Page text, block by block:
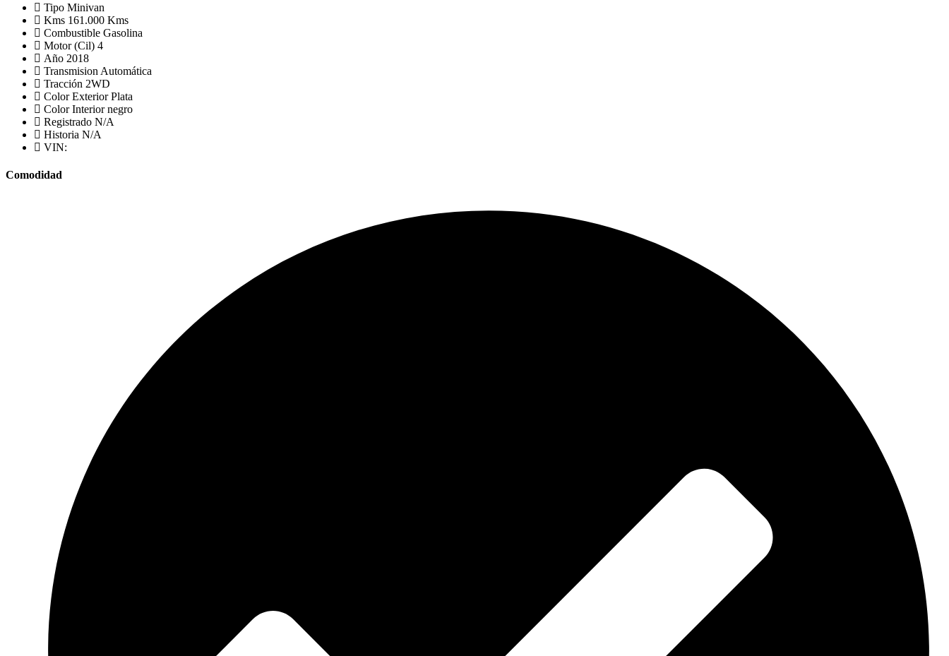
Tipo Minivan
Kms 161.000 Kms
Combustible Gasolina
Motor (Cil) 4
Año 2018
Transmision Automática
Tracción 2WD
Color ExteriorPlata
Color Interiornegro
Registrado N/A
Historia N/A
VIN:
Comodidad